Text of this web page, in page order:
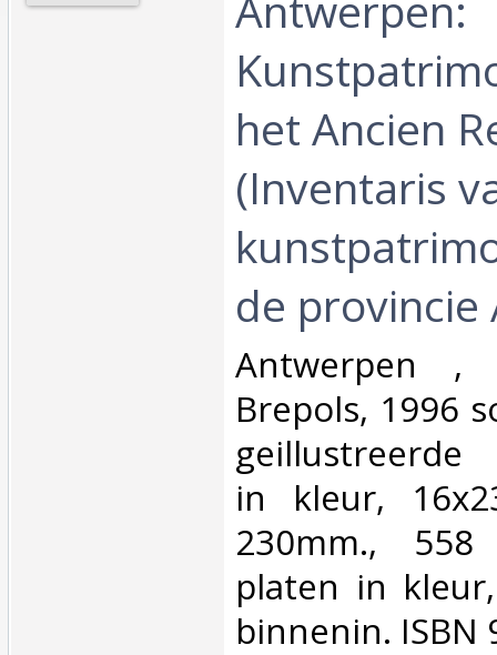
het Ancien
(Inventaris
de
‎Antwerpen ,
Brepols, 1996
geillustreerde
in kleur,
230mm.,
platen in
binnenin. ISBN